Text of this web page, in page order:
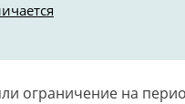
ограничение на